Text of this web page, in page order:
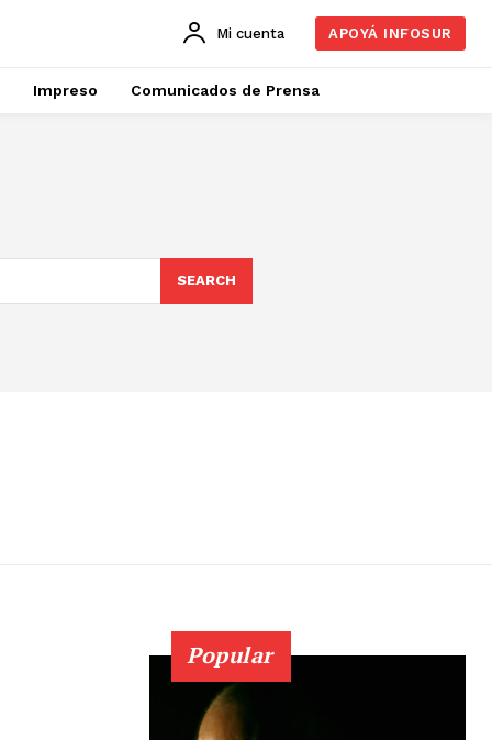
Mi cuenta APOYÁ INFOSUR
Impreso Comunicados de Prensa
SEARCH
Popular